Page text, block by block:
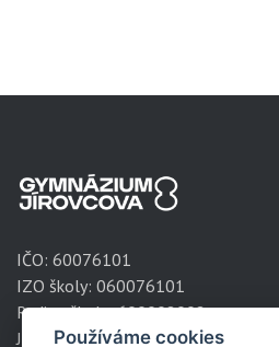
IČO: 60076101
IZO školy: 060076101
Redizo školy: 600008002
Jírovcova 1788/8
Používáme cookies